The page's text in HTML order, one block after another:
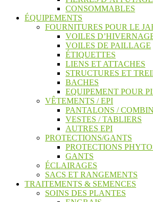
CONSOMMABLES
ÉQUIPEMENTS
FOURNITURES POUR LE
VOILES
VOILES DE PAILLAGE
ÉTIQUETTES
LIENS ET ATTACHES
STRUCTURES ET
BACHES
EQUIPEMENT POUR
VÊTEMENTS / EPI
PANTALONS /
VESTES / TABLIERS
AUTRES EPI
PROTECTIONS/GANTS
PROTECTIONS
GANTS
ÉCLAIRAGES
SACS ET RANGEMENTS
TRAITEMENTS & SEMENCES
SOINS DES PLANTES